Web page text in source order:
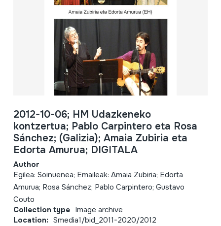
2012-10-06; HM Udazkeneko
kontzertua; Pablo Carpintero eta Rosa
Sánchez; (Galizia); Amaia Zubiria eta
Edorta Amurua; DIGITALA
Author
Egilea: Soinuenea; Emaileak: Amaia Zubiria; Edorta
Amurua; Rosa Sánchez; Pablo Carpintero; Gustavo
Couto
Collection type Image archive
Location: Smedia1/bid_2011-2020/2012